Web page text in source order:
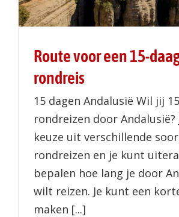
Route voor een 15-
rondreis
15 dagen Andalusië Wil jij
rondreizen door Andalusië?
keuze uit verschillende
rondreizen en je kunt
bepalen hoe lang je door
wilt reizen. Je kunt een
maken [...]